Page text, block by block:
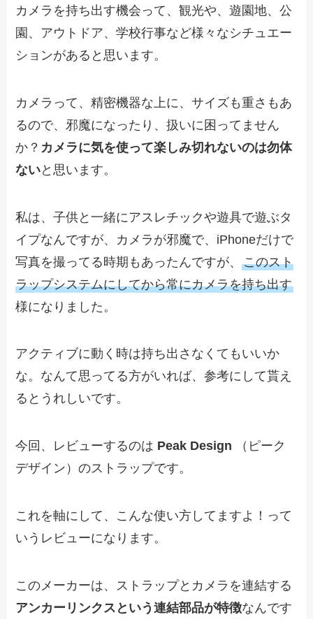
カメラを持ち出す機会って、観光や、遊園地、公
園、アウトドア、学校行事など様々なシチュエー
ションがあると思います。
カメラって、精密機器な上に、サイズも重さもあ
るので、邪魔になったり、扱いに困ってません
か？ カメラに気を使って楽しみ切れないのは勿体
ないと思います。
私は、子供と一緒にアスレチックや遊具で遊ぶタ
イプなんですが、カメラが邪魔で、iPhoneだけで
写真を撮ってる時期もあったんですが、このスト
ラップシステムにしてから常にカメラを持ち出す
様になりました。
アクティブに動く時は持ち出さなくてもいいか
な。なんて思ってる方がいれば、参考にして貰え
るとうれしいです。
今回、レビューするのは Peak Design （ピーク
デザイン）のストラップです。
これを軸にして、こんな使い方してますよ！って
いうレビューになります。
このメーカーは、ストラップとカメラを連結する
アンカーリンクスという連結部品が特徴なんです